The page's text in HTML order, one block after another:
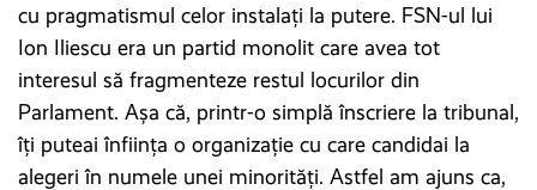
cu pragmatismul celor instalați la putere. FSN-ul lui
Ion Iliescu era un partid monolit care avea tot
interesul să fragmenteze restul locurilor din
Parlament. Așa că, printr-o simplă înscriere la tribunal,
îți puteai înființa o organizație cu care candidai la
alegeri în numele unei minorități. Astfel am ajuns ca,